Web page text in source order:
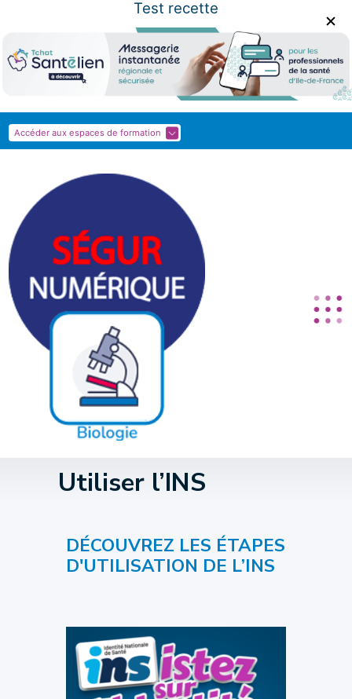
Test recette
Accéder aux espaces de formation
Utiliser l’INS
DÉCOUVREZ LES ÉTAPES
D'UTILISATION DE L’INS
Panneau de gestion des cookies